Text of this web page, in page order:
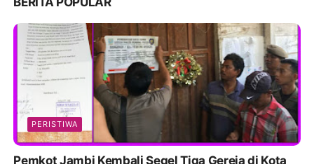
PERISTIWA
Pemkot Jambi Kembali Segel Tiga Gereja di Kota